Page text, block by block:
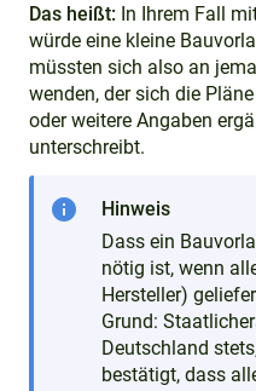
Das heißt: In Ihrem Fall
würde eine kleine
müssten sich also an
wenden, der sich die
oder weitere Angaben
unterschreibt.
info
Hinweis
Dass ein
nötig ist, wenn
Hersteller)
Grund:
Deutschland
bestätigt, dass